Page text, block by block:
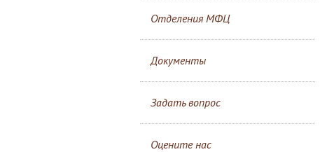
Отделения МФЦ
Документы
Задать вопрос
Оцените нас